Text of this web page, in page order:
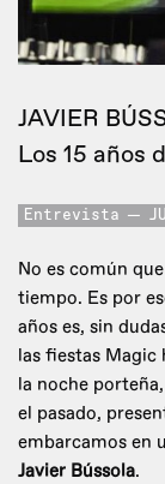
JAVIER
Los 15 años
Entrevista
No es común
tiempo. Es por
años es, sin
las fiestas Magic
la noche
el pasado,
embarcamos en
Javier Bússola.